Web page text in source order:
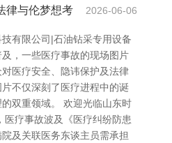
律与伦梦想考 2026-06-06
有限公司|石油钻采专用设备
，一些医疗事故的现场图片
医疗安全、隐讳保护及法律
不仅深刻了医疗进程中的诞
双重领域。 欢迎光临山东时
医疗事故波及《医疗纠纷防患
及关联医务东谈主员需承担